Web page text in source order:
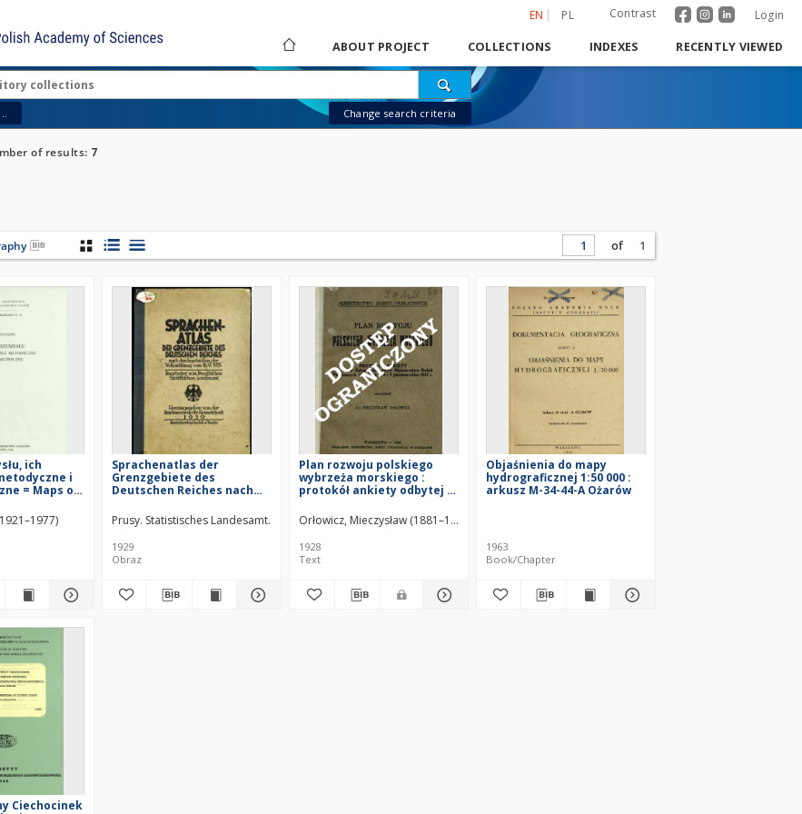
EN PL Contrast Login
ABOUT PROJECT COLLECTIONS INDEXES RECENTLY VIEWED
Change search criteria
of results: 7
of 1
ich
i
= Maps of
and
attributes
ih
Sprachenatlas der
Grenzgebiete des
Deutschen Reiches nach
Volkszählung vom
16.VI.1925
Prusy. Statistisches Landesamt Reichszentrale für Heimatdienst
1929
Obraz
Plan rozwoju polskiego
wybrzeża morskiego :
protokół ankiety odbytej w
Ministerstwa Robót
Publicznych w dniach 7, 8 i 9
października 1927 r.
Orłowicz, Mieczysław (1881–1959)
1928
Text
Objaśnienia do mapy
hydrograficznej 1:50 000 :
arkusz M-34-44-A Ożarów
1963
Book/Chapter
Ciechocinek